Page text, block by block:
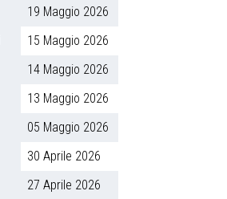
19 Maggio 2026
15 Maggio 2026
14 Maggio 2026
13 Maggio 2026
05 Maggio 2026
30 Aprile 2026
27 Aprile 2026